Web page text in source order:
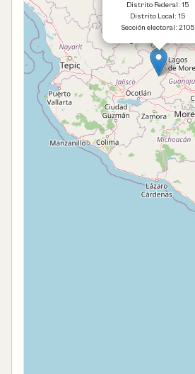
Distrito Federal: 15
Distrito Local: 15
Sección electoral: 2105